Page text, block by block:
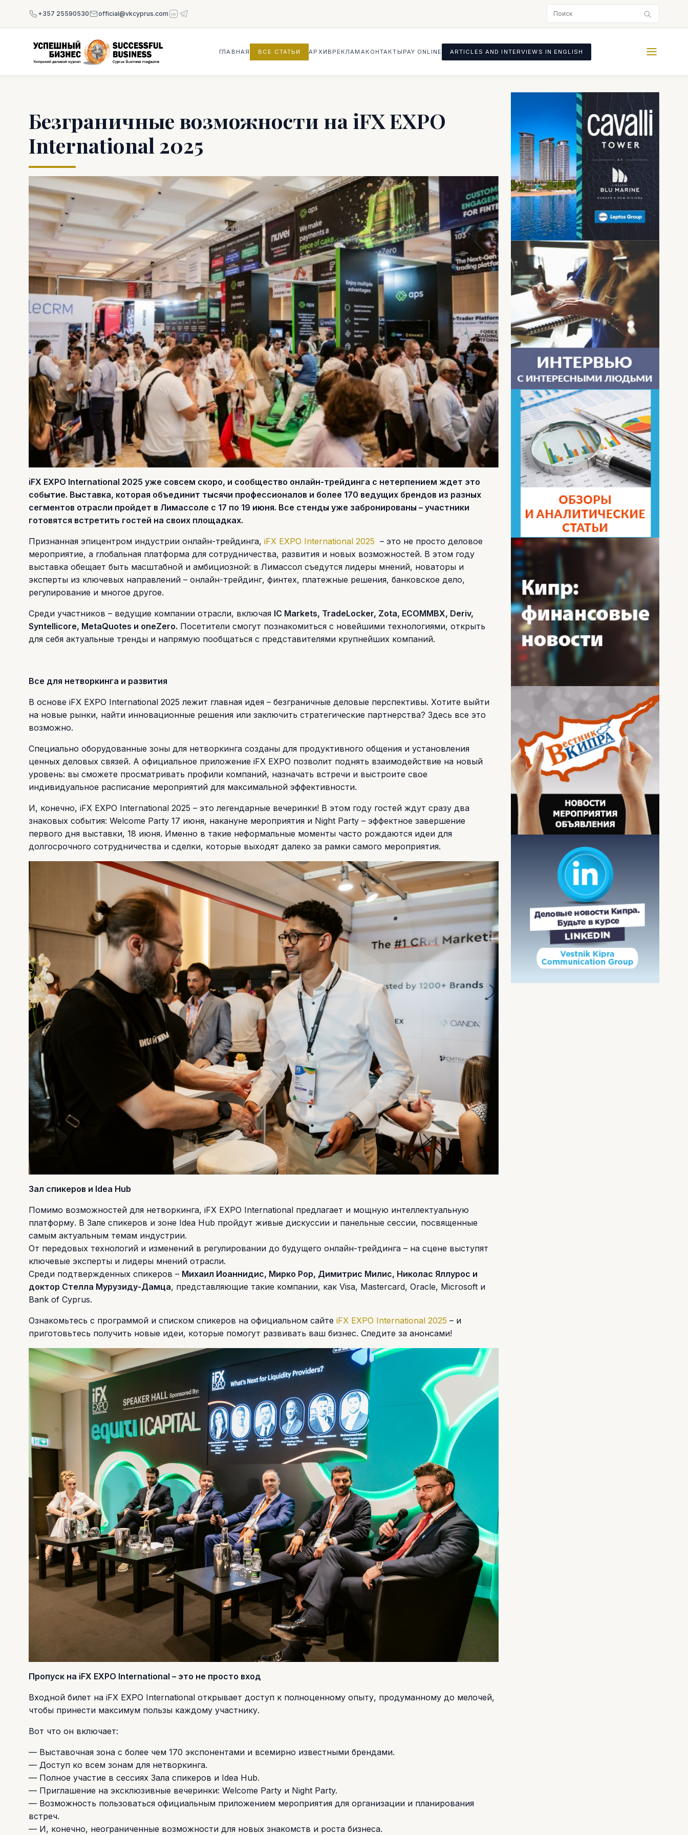
+357 25590530 official@vkcyprus.com
ГЛАВНАЯ ВСЕ СТАТЬИ АРХИВ РЕКЛАМА КОНТАКТЫ PAY ONLINE ARTICLES AND INTERVIEWS IN ENGLISH
Безграничные возможности на iFX EXPO
International 2025
iFX EXPO International 2025 уже совсем скоро, и сообщество онлайн-трейдинга с нетерпением ждет это
событие. Выставка, которая объединит тысячи профессионалов и более 170 ведущих брендов из разных
сегментов отрасли пройдет в Лимассоле c 17 по 19 июня. Все стенды уже забронированы – участники
готовятся встретить гостей на своих площадках.
Признанная эпицентром индустрии онлайн-трейдинга, iFX EXPO International 2025 – это не просто деловое
мероприятие, а глобальная платформа для сотрудничества, развития и новых возможностей. В этом году
выставка обещает быть масштабной и амбициозной: в Лимассол съедутся лидеры мнений, новаторы и
эксперты из ключевых направлений – онлайн-трейдинг, финтех, платежные решения, банковское дело,
регулирование и многое другое.
Среди участников – ведущие компании отрасли, включая IC Markets, TradeLocker, Zota, ECOMMBX, Deriv,
Syntellicore, MetaQuotes и oneZero. Посетители смогут познакомиться с новейшими технологиями, открыть
для себя актуальные тренды и напрямую пообщаться с представителями крупнейших компаний.
Все для нетворкинга и развития
В основе iFX EXPO International 2025 лежит главная идея – безграничные деловые перспективы. Хотите выйти
на новые рынки, найти инновационные решения или заключить стратегические партнерства? Здесь все это
возможно.
Специально оборудованные зоны для нетворкинга созданы для продуктивного общения и установления
ценных деловых связей. А официальное приложение iFX EXPO позволит поднять взаимодействие на новый
уровень: вы сможете просматривать профили компаний, назначать встречи и выстроите свое
индивидуальное расписание мероприятий для максимальной эффективности.
И, конечно, iFX EXPO International 2025 – это легендарные вечеринки! В этом году гостей ждут сразу два
знаковых события: Welcome Party 17 июня, накануне мероприятия и Night Party – эффектное завершение
первого дня выставки, 18 июня. Именно в такие неформальные моменты часто рождаются идеи для
долгосрочного сотрудничества и сделки, которые выходят далеко за рамки самого мероприятия.
Зал спикеров и Idea Hub
Помимо возможностей для нетворкинга, iFX EXPO International предлагает и мощную интеллектуальную
платформу. В Зале спикеров и зоне Idea Hub пройдут живые дискуссии и панельные сессии, посвященные
самым актуальным темам индустрии.
От передовых технологий и изменений в регулировании до будущего онлайн-трейдинга – на сцене выступят
ключевые эксперты и лидеры мнений отрасли.
Среди подтвержденных спикеров – Михаил Иоаннидис, Мирко Рор, Димитрис Милис, Николас Яллурос и
доктор Стелла Мурузиду-Дамца, представляющие такие компании, как Visa, Mastercard, Oracle, Microsoft и
Bank of Cyprus.
Ознакомьтесь с программой и списком спикеров на официальном сайте iFX EXPO International 2025 – и
приготовьтесь получить новые идеи, которые помогут развивать ваш бизнес. Следите за анонсами!
Пропуск на iFX EXPO International – это не просто вход
Входной билет на iFX EXPO International открывает доступ к полноценному опыту, продуманному до мелочей,
чтобы принести максимум пользы каждому участнику.
Вот что он включает:
— Выставочная зона с более чем 170 экспонентами и всемирно известными брендами.
— Доступ ко всем зонам для нетворкинга.
— Полное участие в сессиях Зала спикеров и Idea Hub.
— Приглашение на эксклюзивные вечеринки: Welcome Party и Night Party.
— Возможность пользоваться официальным приложением мероприятия для организации и планирования
встреч.
— И, конечно, неограниченные возможности для новых знакомств и роста бизнеса.